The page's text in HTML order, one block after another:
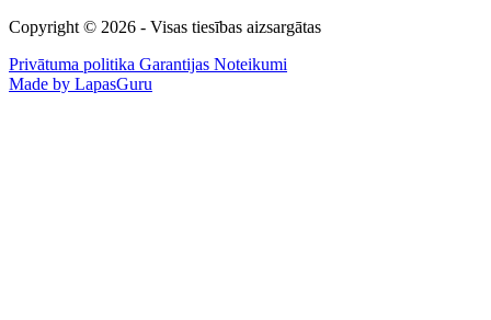
Copyright © 2026 - Visas tiesības aizsargātas
Privātuma politika Garantijas Noteikumi
Made by LapasGuru